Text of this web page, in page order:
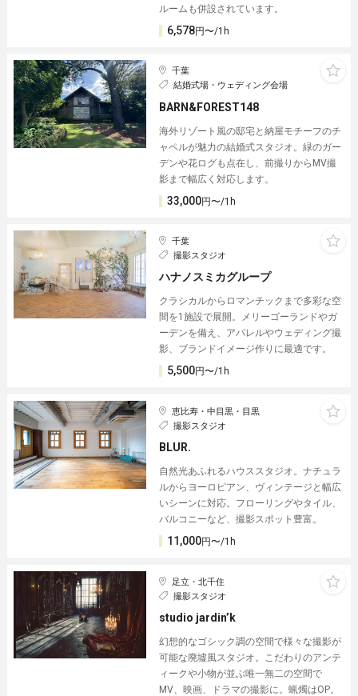
ルームも併設されています。
6,578円〜/1h
千葉
結婚式場・ウェディング会場
BARN&FOREST148
海外リゾート風の邸宅と納屋モチーフのチ
ャペルが魅力の結婚式スタジオ。緑のガー
デンや花ログも点在し、前撮りからMV撮
影まで幅広く対応します。
33,000円〜/1h
千葉
撮影スタジオ
ハナノスミカグループ
クラシカルからロマンチックまで多彩な空
間を1施設で展開。メリーゴーランドやガ
ーデンを備え、アパレルやウェディング撮
影、ブランドイメージ作りに最適です。
5,500円〜/1h
恵比寿・中目黒・目黒
撮影スタジオ
BLUR.
自然光あふれるハウススタジオ。ナチュラ
ルからヨーロピアン、ヴィンテージと幅広
いシーンに対応。フローリングやタイル、
バルコニーなど、撮影スポット豊富。
11,000円〜/1h
足立・北千住
撮影スタジオ
studio jardin’k
幻想的なゴシック調の空間で様々な撮影が
可能な廃墟風スタジオ。こだわりのアンテ
ィークや小物が並ぶ唯一無二の空間で
MV、映画、ドラマの撮影に。蝋燭はOP。